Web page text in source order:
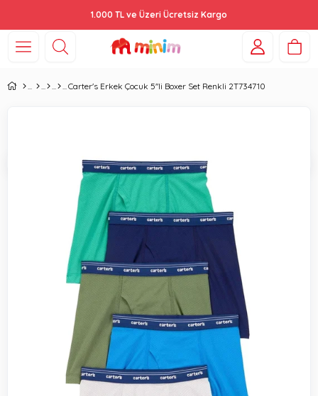
1.000 TL ve Üzeri Ücretsiz Kargo
Carter's Erkek Çocuk 5''li Boxer Set Renkli 2T734710